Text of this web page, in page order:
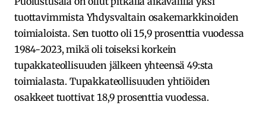
tuottavimmista Yhdysvaltain osakemarkkinoiden
toimialoista. Sen tuotto oli 15,9 prosenttia vuodessa
1984-2023, mikä oli toiseksi korkein
tupakkateollisuuden jälkeen yhteensä 49:sta
toimialasta. Tupakkateollisuuden yhtiöiden
osakkeet tuottivat 18,9 prosenttia vuodessa.